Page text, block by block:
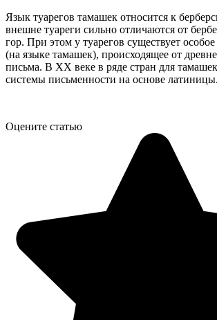
Язык туарегов тамашек относится к
внешне туареги сильно отличаются от
гор. При этом у туарегов существует
(на языке тамашек), происходящее от
письма. В XX веке в ряде стран для
системы письменности на основе латиницы.
Оцените статью